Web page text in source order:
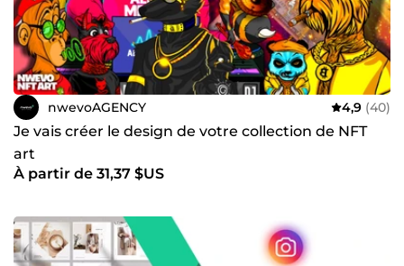
maintenant, et faisons la différence sur ComeUp !
nwevoAGENCY 4,9 (40)
Je vais créer le design de votre collection de NFT
art
À partir de 31,37 $US